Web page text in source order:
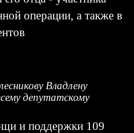
операции, а также в
Владлену
депутатскому
и поддержки 109